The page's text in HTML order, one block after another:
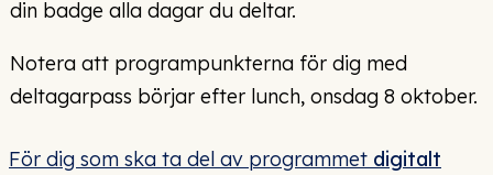
din badge alla dagar du deltar.
Notera att programpunkterna för dig med
deltagarpass börjar efter lunch, onsdag 8 oktober.
För dig som ska ta del av programmet digitalt